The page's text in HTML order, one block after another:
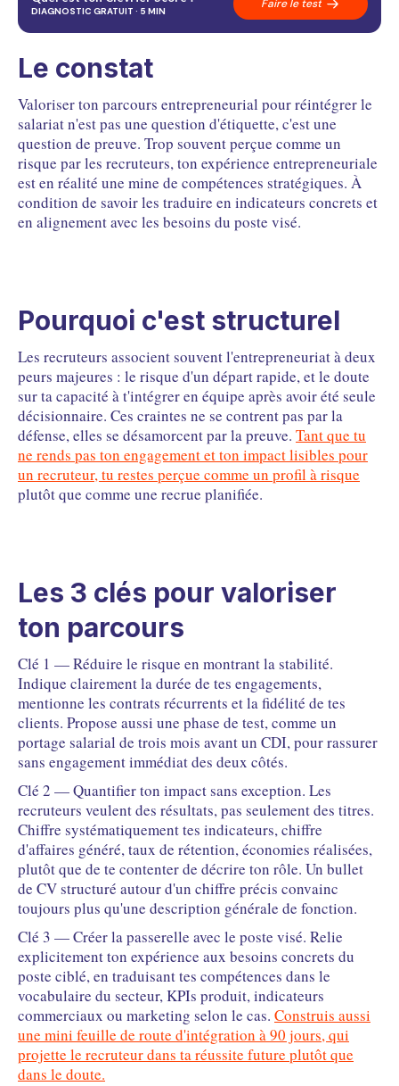
DIAGNOSTIC GRATUIT · 5 MIN Faire le test
Le constat
Valoriser ton parcours entrepreneurial pour réintégrer le
salariat n'est pas une question d'étiquette, c'est une
question de preuve. Trop souvent perçue comme un
risque par les recruteurs, ton expérience entrepreneuriale
est en réalité une mine de compétences stratégiques. À
condition de savoir les traduire en indicateurs concrets et
en alignement avec les besoins du poste visé.
Pourquoi c'est structurel
Les recruteurs associent souvent l'entrepreneuriat à deux
peurs majeures : le risque d'un départ rapide, et le doute
sur ta capacité à t'intégrer en équipe après avoir été seule
décisionnaire. Ces craintes ne se contrent pas par la
défense, elles se désamorcent par la preuve. Tant que tu
ne rends pas ton engagement et ton impact lisibles pour
un recruteur, tu restes perçue comme un profil à risque
plutôt que comme une recrue planifiée.
Les 3 clés pour valoriser
ton parcours
Clé 1 — Réduire le risque en montrant la stabilité.
Indique clairement la durée de tes engagements,
mentionne les contrats récurrents et la fidélité de tes
clients. Propose aussi une phase de test, comme un
portage salarial de trois mois avant un CDI, pour rassurer
sans engagement immédiat des deux côtés.
Clé 2 — Quantifier ton impact sans exception. Les
recruteurs veulent des résultats, pas seulement des titres.
Chiffre systématiquement tes indicateurs, chiffre
d'affaires généré, taux de rétention, économies réalisées,
plutôt que de te contenter de décrire ton rôle. Un bullet
de CV structuré autour d'un chiffre précis convainc
toujours plus qu'une description générale de fonction.
Clé 3 — Créer la passerelle avec le poste visé. Relie
explicitement ton expérience aux besoins concrets du
poste ciblé, en traduisant tes compétences dans le
vocabulaire du secteur, KPIs produit, indicateurs
commerciaux ou marketing selon le cas. Construis aussi
une mini feuille de route d'intégration à 90 jours, qui
projette le recruteur dans ta réussite future plutôt que
dans le doute.
Les 3 clés pour valoriser ton parcours
03
Questions fréquentes
FAQ